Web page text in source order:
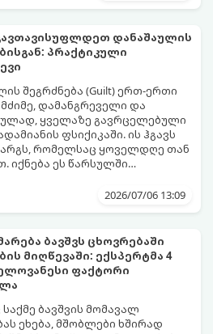
დანაშაულის
პრაქტიკული
შეგრძნება (Guilt) ერთ-ერთი
დამანგრეველი და
ყველაზე გავრცელებული
ფსიქიკაში. ის ჰგავს
რომელსაც ყოველდღე თან
იქნება ეს წარსულში
წევრებისთვის
მოთხოვნები
განცდა შიგნიდან ფიტავს
და ართმევს მას აწმყოთი
გრძნობას აქვს თავისი
თუ საზოგადოებრივი მორალური
როდესაც ეს ემოცია
ფორმას იღებს, ის ნევროზულ,
სინდრომად იქცევა.
პრაქტიკულ, ფსიქოლოგიურ
თუ როგორ დაამუშაოთ
შეცდომები და
ამ მძიმე ტვირთისგან:
2026/07/06 13:09
ბავშვს ცხოვრებაში
მიღწევაში: ექსპერტმა 4
ფაქტორი
ბავშვის მომავალ
ეხება, მშობლები ხშირად